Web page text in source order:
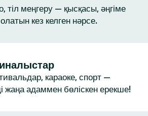
тіл меңгеру — қысқасы, әңгіме
кез келген нәрсе.
караоке, спорт —
жаңа адаммен бөліскен ерекше!